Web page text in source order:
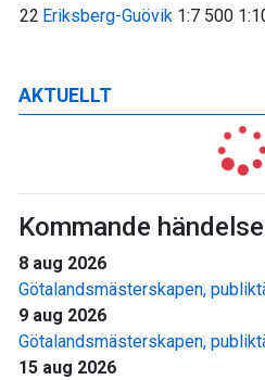
AKTUELLT
Kommande
8 aug 2026
Götalandsmästerskapen,
9 aug 2026
Götalandsmästerskapen,
15 aug 2026
22 Eriksberg-Guövik 1:7 500